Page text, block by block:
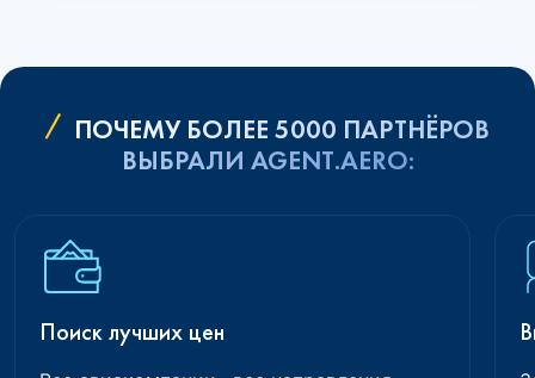
ПОЧЕМУ БОЛЕЕ 5000 ПАРТНЁРОВ
ВЫБРАЛИ AGENT.AERO:
Поиск лучших цен